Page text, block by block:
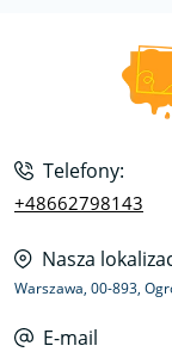
Telefony:
+48662798143
Nasza
Warszawa, 00-893,
E-mail